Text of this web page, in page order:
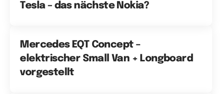
Tesla – das nächste Nokia?
Mercedes EQT Concept –
elektrischer Small Van + Longboard
vorgestellt